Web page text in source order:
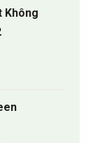
Không